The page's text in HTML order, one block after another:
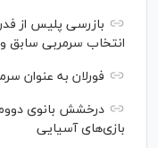
بازرسی پلیس از
انتخاب سرمربی سابق
فورلان به عنوان
درخشش بانوی
بازی‌های آسیایی